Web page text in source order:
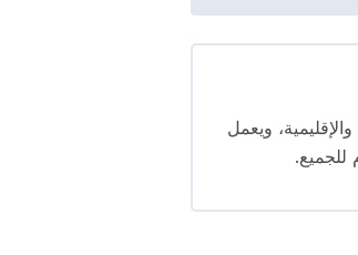
والإقليمية، ويعمل
للجميع.